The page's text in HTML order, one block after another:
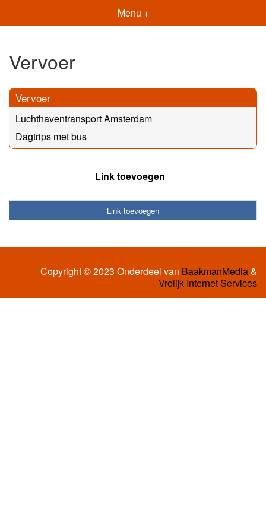
Menu +
Vervoer
Vervoer
Luchthaventransport Amsterdam
Dagtrips met bus
Link toevoegen
Link toevoegen
Copyright © 2023 Onderdeel van BaakmanMedia&
Vrolijk Internet Services